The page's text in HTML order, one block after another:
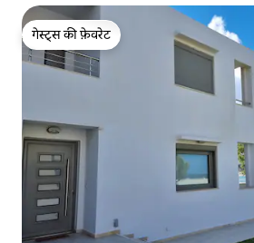
गेस्ट्स की फ़ेवरेट
गेस्ट्स की फ़ेवरेट